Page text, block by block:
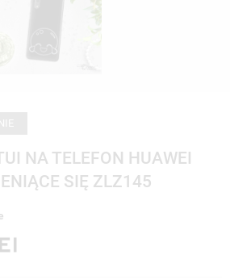
NA TELEFON HUAWEI
SIĘ ZLZ145